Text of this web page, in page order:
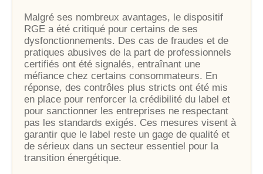
Malgré ses nombreux avantages, le dispositif
RGE a été critiqué pour certains de ses
dysfonctionnements. Des cas de fraudes et de
pratiques abusives de la part de professionnels
certifiés ont été signalés, entraînant une
méfiance chez certains consommateurs. En
réponse, des contrôles plus stricts ont été mis
en place pour renforcer la crédibilité du label et
pour sanctionner les entreprises ne respectant
pas les standards exigés. Ces mesures visent à
garantir que le label reste un gage de qualité et
de sérieux dans un secteur essentiel pour la
transition énergétique.